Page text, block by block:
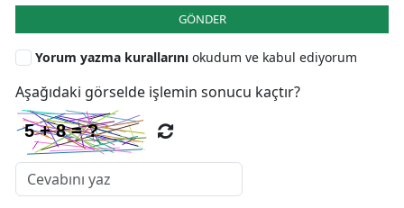
GÖNDER
Yorum yazma kurallarını okudum ve kabul ediyorum
Aşağıdaki görselde işlemin sonucu kaçtır?